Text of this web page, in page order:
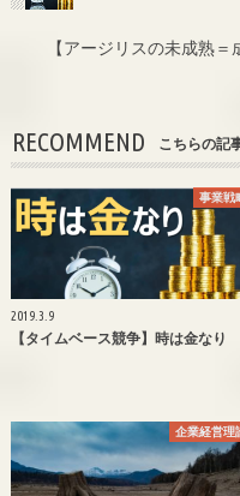
【アージリスの未成熟
RECOMMEND こちらの記
事業戦
2019.3.9
【タイムベース競争】時は金なり
企業経営理